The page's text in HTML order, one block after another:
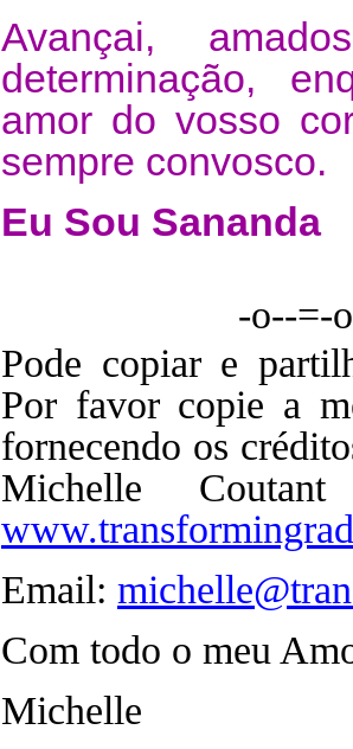
Avançai,
determinação,
amor do vosso
sempre convosco.
Eu Sou Sananda
-o--=-
Pode copiar e
Por favor copie a
fornecendo os
Michelle
Email:
Com todo o meu
Michelle